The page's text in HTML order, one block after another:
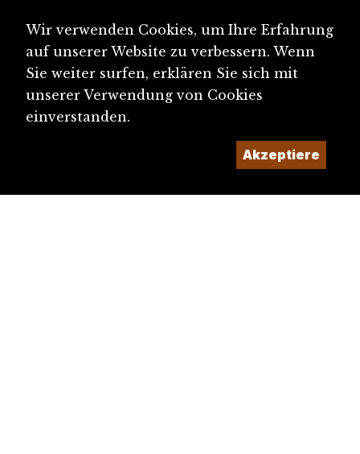
Wir verwenden Cookies, um Ihre Erfahrung
auf unserer Website zu verbessern. Wenn
Sie weiter surfen, erklären Sie sich mit
unserer Verwendung von Cookies
einverstanden.
Akzeptiere